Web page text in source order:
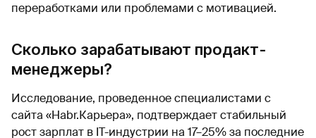
переработками или проблемами с мотивацией.
Сколько зарабатывают продакт-
менеджеры?
Исследование, проведенное специалистами с
сайта «Habr.Карьера», подтверждает стабильный
рост зарплат в IT-индустрии на 17–25% за последние